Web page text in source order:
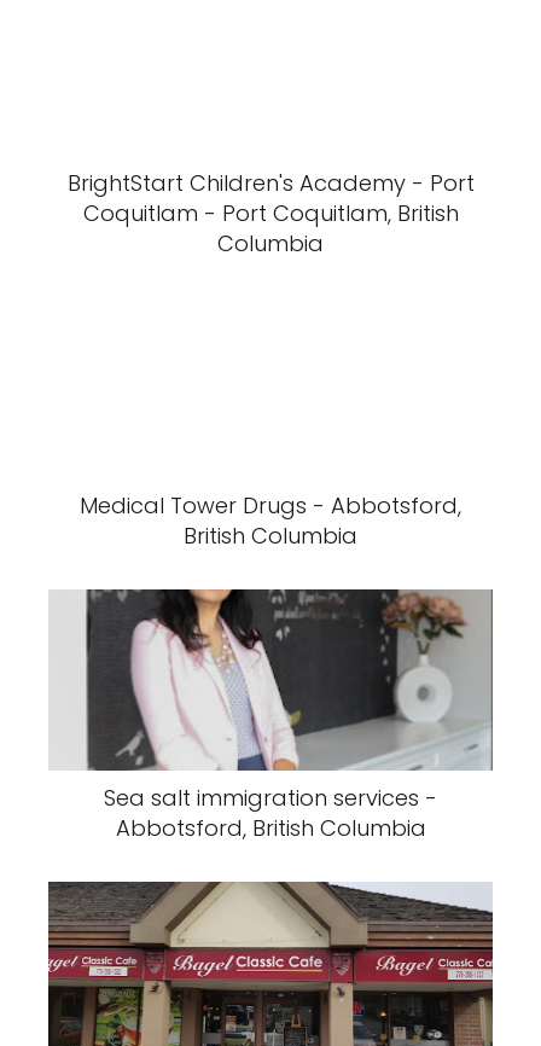
BrightStart Children's Academy - Port
Coquitlam - Port Coquitlam, British
Columbia
Medical Tower Drugs - Abbotsford,
British Columbia
Sea salt immigration services -
Abbotsford, British Columbia